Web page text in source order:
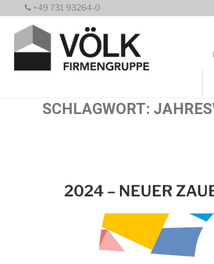
Inhalt
springen
+49 731 93264-0
SCHLAGWORT:
2024 – NEUER